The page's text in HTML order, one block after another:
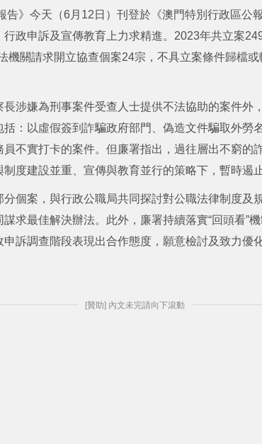
告》今天（6月12日）刊登於《澳門特別行政區公
政申訴及宣傳教育上力求精進。2023年共立案
機關請求開立協查個案24宗，不具立案條件歸檔
涉嫌為刑事案件受查人士提供不法協助的案件外
：以虛假簽到詐騙政府部門、偽造文件騙取外勞
不實打卡的案件。但廉署指出，過往層出不窮的
度建設並重、宣傳與教育並行的策略下，暫時遏
個案，與行政公職局共同探討對公職法律制度及
求最佳解決辦法。此外，廉署持續落實“回頭看”
訴調查階段表現出合作態度，願意檢討及致力優
[贊助] 內文未完請向下滾動